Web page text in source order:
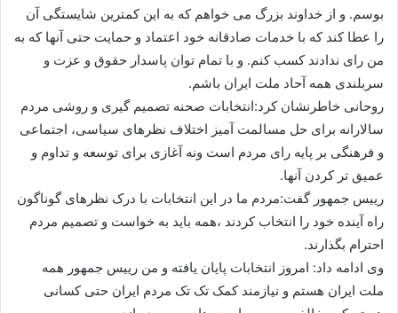
بوسم. و از خداوند بزرگ می خواهم که به این کمترین شایستگی آن
را عطا کند که با خدمات صادقانه خود اعتماد و حمایت حتی آنها که به
من رای ندادند کسب کنم. و با تمام توان پاسدار حقوق و عزت و
سربلندی همه آحاد ملت ایران باشم.
روحانی خاطرنشان کرد:انتخابات صحنه تصمیم گیری و روشی مردم
سالارانه برای حل مسالمت آمیز اختلاف نظرهای سیاسی، اجتماعی
و فرهنگی بر پایه رای مردم است ونه آغازی برای توسعه و تداوم و
عمیق تر کردن آنها.
رییس جمهور گفت:مردم ما در این انتخابات با درک نظرهای گوناگون
راه آینده خود را انتخاب کردند ،همه باید به خواست و تصمیم مردم
احترام بگذارند.
وی ادامه داد: امروز انتخابات پایان یافته و من رییس جمهور همه
ملت ایران هستم و نیازمند کمک تک تک مردم ایران حتی کسانی